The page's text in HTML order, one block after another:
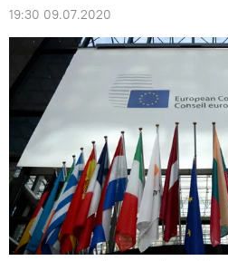
19:30 09.07.2020